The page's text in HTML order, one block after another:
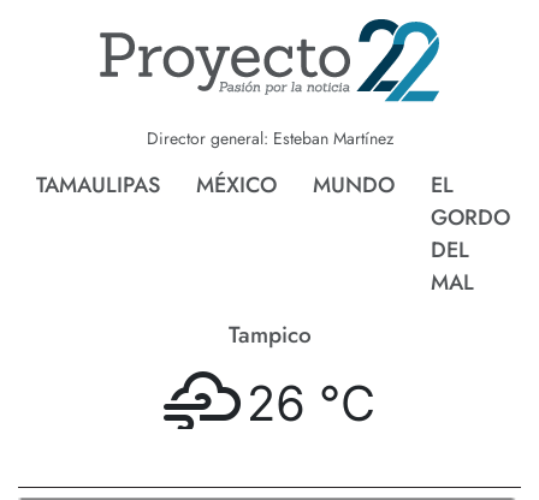
Director general: Esteban Martínez
TAMAULIPAS MÉXICO MUNDO
EL
GORDO
DEL
MAL
Tampico
26 °C